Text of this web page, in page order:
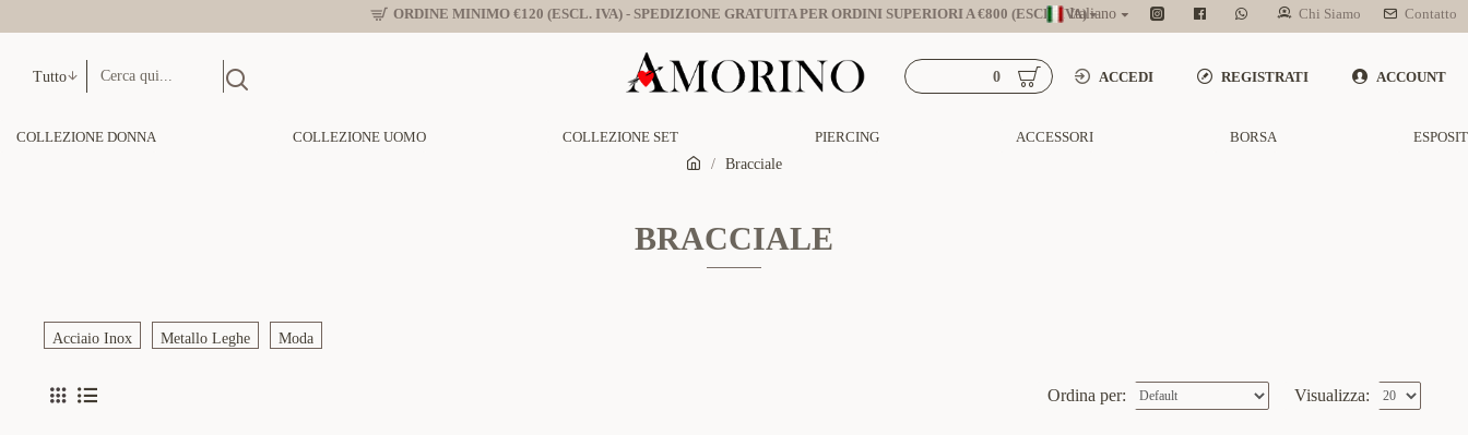
ORDINE MINIMO €120 (ESCL. IVA) - SPEDIZIONE GRATUITA PER ORDINI SUPERIORI A €800 (ESCL. IVA)Italiano Chi Siamo Contatto
Tutto ACCEDI REGISTRATI ACCOUNT
0
COLLEZIONE DONNA COLLEZIONE UOMO COLLEZIONE SET PIERCING ACCESSORI BORSA
Bracciale
BRACCIALE
Acciaio Inox Metallo Leghe Moda
Ordina per: Visualizza: